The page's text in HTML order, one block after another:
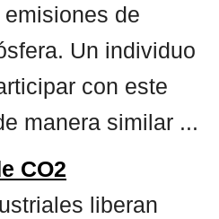
de
Un individuo
con este
manera similar ...
CO2
liberan